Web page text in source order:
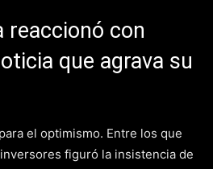
reaccionó con
que agrava su
el optimismo. Entre los que
figuró la insistencia de